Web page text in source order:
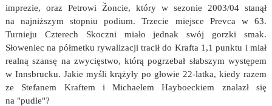
imprezie, oraz Petrowi Žoncie, który w sezonie 2003/04 stanął
na najniższym stopniu podium. Trzecie miejsce Prevca w 63.
Turnieju Czterech Skoczni miało jednak swój gorzki smak.
Słoweniec na półmetku rywalizacji tracił do Krafta 1,1 punktu i miał
realną szansę na zwycięstwo, którą pogrzebał słabszym występem
w Innsbrucku. Jakie myśli krążyły po głowie 22-latka, kiedy razem
ze Stefanem Kraftem i Michaelem Hayboeckiem znalazł się
na "pudle"?